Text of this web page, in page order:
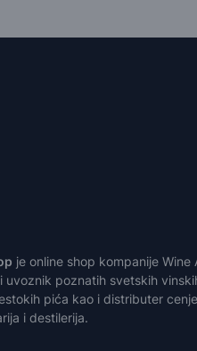
je online shop kompanije Wine
uvoznik poznatih svetskih
pića kao i distributer
i destilerija.